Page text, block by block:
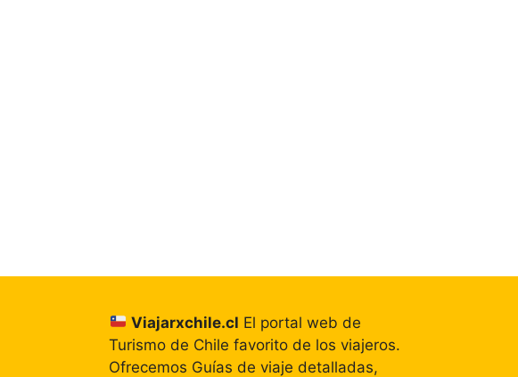
Viajarxchile.cl El portal web de
Turismo de Chile favorito de los viajeros.
Ofrecemos Guías de viaje detalladas,